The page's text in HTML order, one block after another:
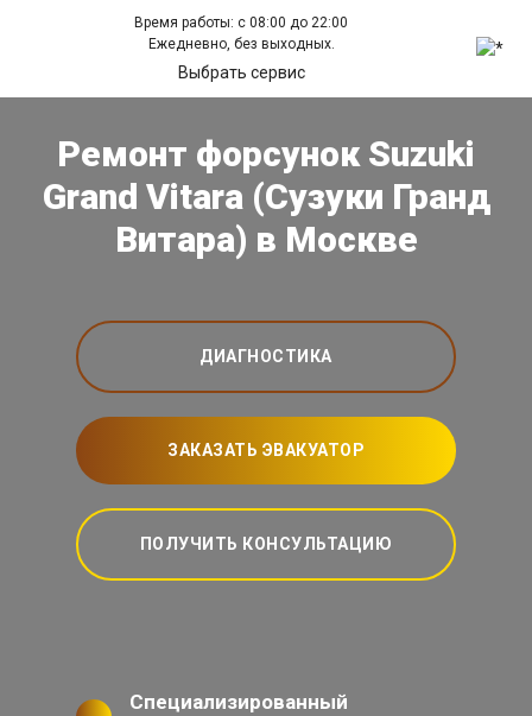
Время работы: с 08:00 до 22:00
Ежедневно, без выходных.
Выбрать сервис
Ремонт форсунок Suzuki
Grand Vitara (Сузуки Гранд
Витара) в Москве
ДИАГНОСТИКА
ЗАКАЗАТЬ ЭВАКУАТОР
ПОЛУЧИТЬ КОНСУЛЬТАЦИЮ
Специализированный